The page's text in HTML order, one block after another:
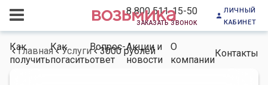
8 800 511-15-50
заказать звонок
личный
кабинет
Как
получить
Как
погасить
Вопрос-
ответ
Акции и
новости
О
компании
Контакты
Главная Услуги 3000 рублей